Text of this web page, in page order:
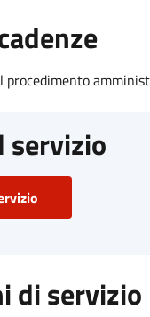
procedimento
servizio
di servizio